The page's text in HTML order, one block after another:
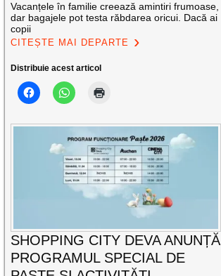
Vacanțele în familie creează amintiri frumoase,
dar bagajele pot testa răbdarea oricui. Dacă ai
copii
CITEȘTE MAI DEPARTE
Distribuie acest articol
SHOPPING CITY DEVA ANUNȚĂ
PROGRAMUL SPECIAL DE